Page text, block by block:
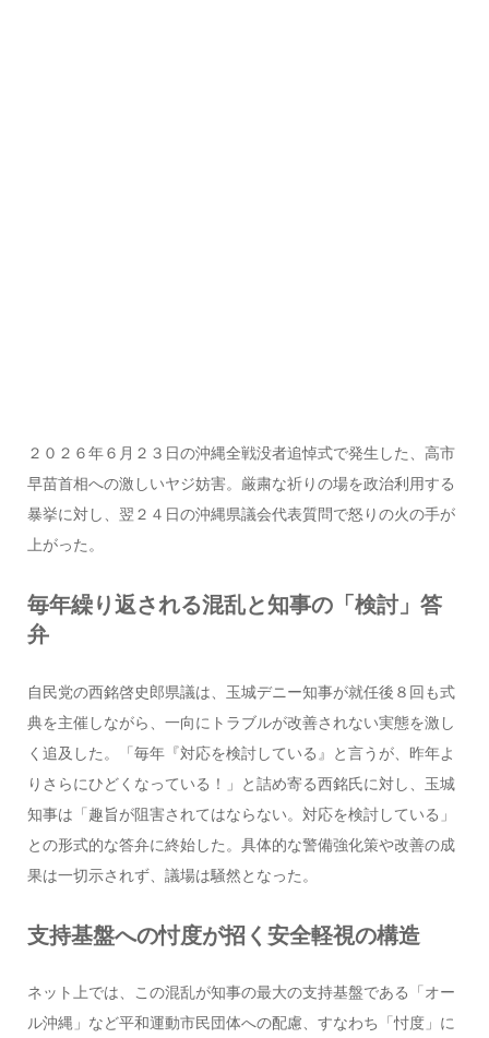
２０２６年６月２３日の沖縄全戦没者追悼式で発生した、高市
早苗首相への激しいヤジ妨害。厳粛な祈りの場を政治利用する
暴挙に対し、翌２４日の沖縄県議会代表質問で怒りの火の手が
上がった。
毎年繰り返される混乱と知事の「検討」答
弁
自民党の西銘啓史郎県議は、玉城デニー知事が就任後８回も式
典を主催しながら、一向にトラブルが改善されない実態を激し
く追及した。「毎年『対応を検討している』と言うが、昨年よ
りさらにひどくなっている！」と詰め寄る西銘氏に対し、玉城
知事は「趣旨が阻害されてはならない。対応を検討している」
との形式的な答弁に終始した。具体的な警備強化策や改善の成
果は一切示されず、議場は騒然となった。
支持基盤への忖度が招く安全軽視の構造
ネット上では、この混乱が知事の最大の支持基盤である「オー
ル沖縄」など平和運動市民団体への配慮、すなわち「忖度」に